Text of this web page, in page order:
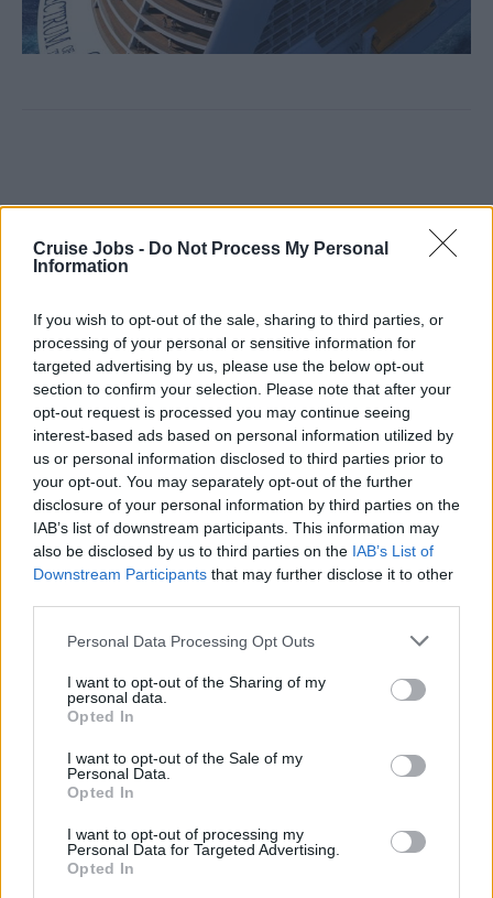
Cruise Jobs - Do Not Process My Personal
Information
If you wish to opt-out of the sale, sharing to third parties, or
processing of your personal or sensitive information for
targeted advertising by us, please use the below opt-out
section to confirm your selection. Please note that after your
opt-out request is processed you may continue seeing
interest-based ads based on personal information utilized by
us or personal information disclosed to third parties prior to
your opt-out. You may separately opt-out of the further
disclosure of your personal information by third parties on the
IAB’s list of downstream participants. This information may
also be disclosed by us to third parties on the IAB’s List of
Downstream Participants that may further disclose it to other
Please note that this website/app uses one or more Google
not limited to your visit or usage behaviour. You may click to
grant or deny consent to Google and its third-party tags to
use your data for below specified purposes in below Google
consent section.
Personal Data Processing Opt Outs
I want to opt-out of the Sharing of my
personal data.
Opted In
I want to opt-out of the Sale of my
Personal Data.
Opted In
I want to opt-out of processing my
Personal Data for Targeted Advertising.
Opted In
Приложите к вашему резюме
сопроводительное письмо
ваши навыки и образование, имеющие